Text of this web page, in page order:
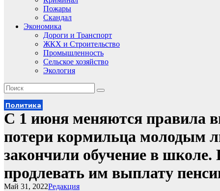
Пожары
Скандал
Экономика
Дороги и Транспорт
ЖКХ и Строительство
Промышленность
Сельское хозяйство
Экология
Политика
С 1 июня меняются правила
потери кормильца молодым
закончили обучение в
продлевать им выплату
Редакция
Май 31, 2022